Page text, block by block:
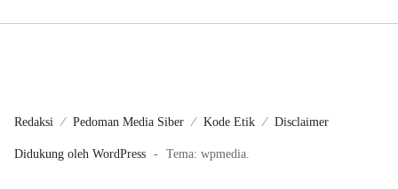
Redaksi Pedoman Media Siber Kode Etik Disclaimer
Didukung oleh WordPress - Tema: wpmedia.